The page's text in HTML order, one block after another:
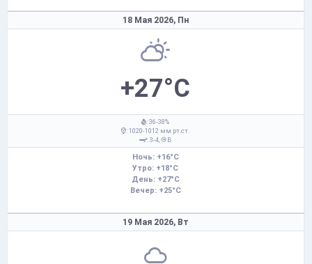
18 Мая 2026, Пн
+27°C
: 36-38%
: 1020-1012 мм рт.ст.
: 3-4,
В
Ночь: +16°C
Утро: +18°C
День: +27°C
Вечер: +25°C
19 Мая 2026, Вт